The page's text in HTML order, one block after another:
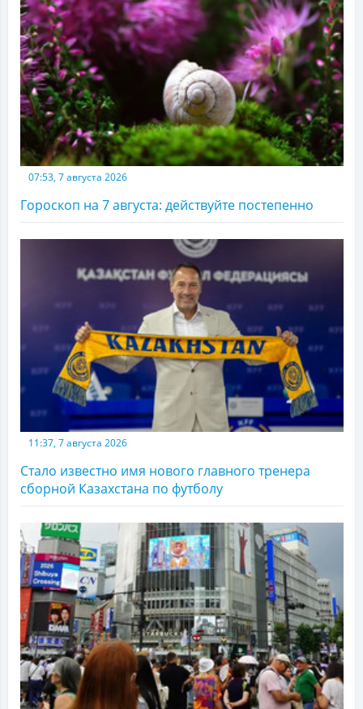
07:53, 7 августа 2026
Гороскоп на 7 августа: действуйте постепенно
11:37, 7 августа 2026
Стало известно имя нового главного тренера
сборной Казахстана по футболу